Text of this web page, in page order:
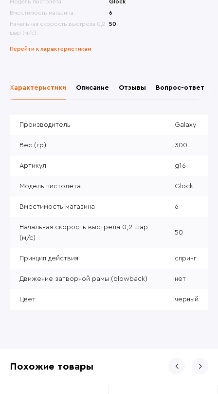
Модель пистолета:
Glock
Вместимость магазина:
6
Начальная скорость выстрела 0,2
шар (м/с):
50
Перейти к характеристикам
Характеристики Описание Отзывы Вопрос-ответ
Производитель Galaxy
Вес (гр) 300
Артикул g16
Модель пистолета Glock
Вместимость магазина 6
Начальная скорость выстрела 0,2 шар
(м/с)
50
Принцип действия спринг
Движение затворной рамы (blowback) нет
Цвет черный
Похожие товары